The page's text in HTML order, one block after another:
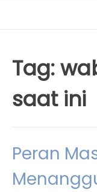
Tag:
saat ini
Peran